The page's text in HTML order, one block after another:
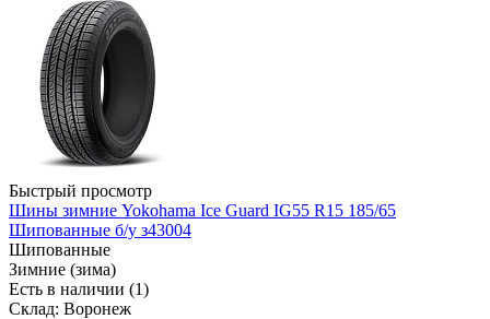
Быстрый просмотр
Шины зимние Yokohama Ice Guard IG55 R15 185/65
Шипованные б/у з43004
Шипованные
Зимние (зима)
Есть в наличии (1)
Склад: Воронеж